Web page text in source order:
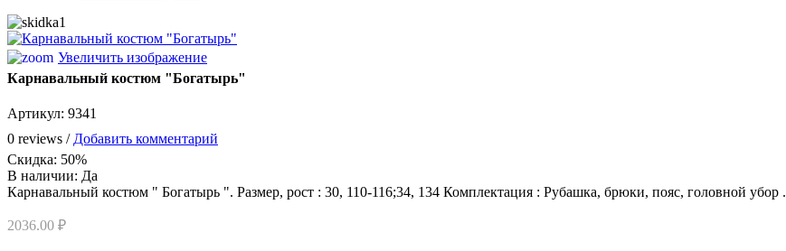
Увеличить изображение
Карнавальный костюм "Богатырь"
Артикул: 9341
0 reviews / Добавить комментарий
Скидка: 50%
В наличии: Да
Карнавальный костюм " Богатырь ". Размер, рост : 30, 110-116;34, 134 Комплектация : Рубашка, брюки, пояс, головной убор .
2036.00 ₽